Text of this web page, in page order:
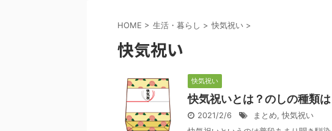
HOME > 生活・暮らし > 快気祝い >
快気祝い
快気祝い
快気祝いとは？のしの種類
2021/2/6 まとめ, 快気祝い